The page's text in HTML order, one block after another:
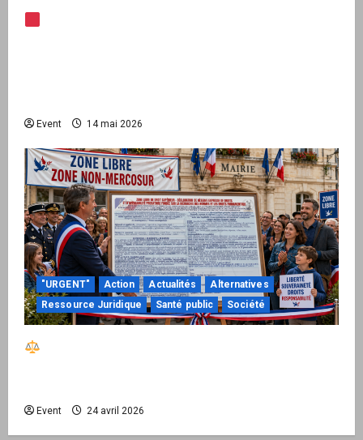
Event 14 mai 2026
"URGENT" Action Actualités
Alternatives
Ressource Juridique
Santé public Société
Event 24 avril 2026